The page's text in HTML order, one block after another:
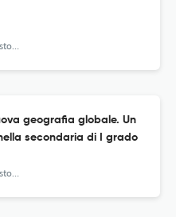
History
geografia globale. Un
secondaria di I grado
History